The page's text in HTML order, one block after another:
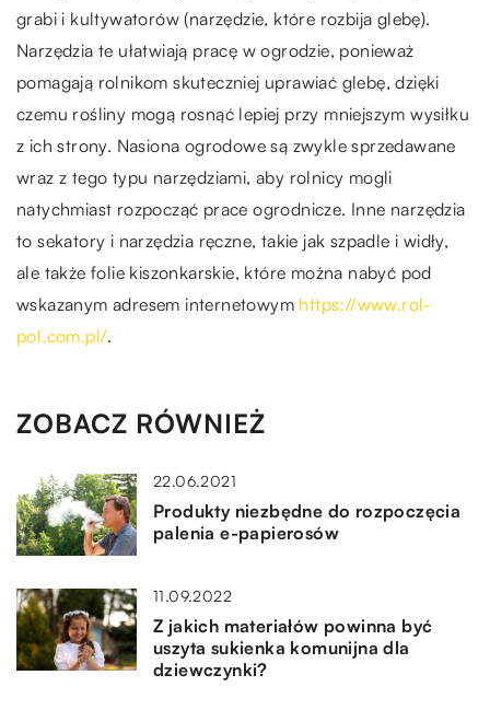
grabi i kultywatorów (narzędzie, które rozbija glebę).
Narzędzia te ułatwiają pracę w ogrodzie, ponieważ
pomagają rolnikom skuteczniej uprawiać glebę, dzięki
czemu rośliny mogą rosnąć lepiej przy mniejszym wysiłku
z ich strony. Nasiona ogrodowe są zwykle sprzedawane
wraz z tego typu narzędziami, aby rolnicy mogli
natychmiast rozpocząć prace ogrodnicze. Inne narzędzia
to sekatory i narzędzia ręczne, takie jak szpadle i widły,
ale także folie kiszonkarskie, które można nabyć pod
wskazanym adresem internetowym https://www.rol-
pol.com.pl/.
ZOBACZ RÓWNIEŻ
22.06.2021
Produkty niezbędne do rozpoczęcia
palenia e-papierosów
11.09.2022
Z jakich materiałów powinna być
uszyta sukienka komunijna dla
dziewczynki?